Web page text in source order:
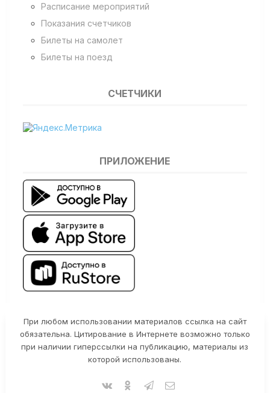
Расписание мероприятий
Показания счетчиков
Билеты на самолет
Билеты на поезд
СЧЕТЧИКИ
ПРИЛОЖЕНИЕ
При любом использовании материалов ссылка на сайт
обязательна. Цитирование в Интернете возможно только
при наличии гиперссылки на публикацию, материалы из
которой использованы.